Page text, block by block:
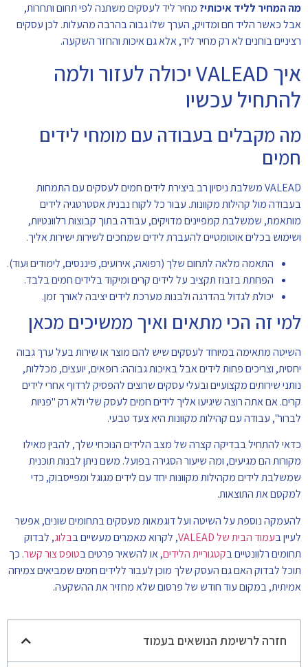
מה המחיר לליד איכותי?מחיר ליד לעסקים משתנה לפי תחום ותחרות,
אבל כאשר הליד חם ומדויק, הערך שלו גבוה בהרבה מהעלות. לכן עסקים
רציניים בוחנים לא רק מחיר ליד, אלא גם איכות והחזר השקעה.
איך VALEAD יכולה לעזור ולמה
להתחיל עכשיו
מה מקבלים בעבודה עם מומחי לידים
חמים
VALEAD משלבת ניסיון רב ביצירת לידים חמים לעסקים עם התמחות
בעבודה מול קהילות מקוונות. עבור כל לקוח נבנית אסטרטגיה לידים
מותאמת, שמשלבת קמפיינים מדויקים, עבודה בתוך קבוצות רלוונטיות,
ושימוש בכלים אוטומטיים להעברת לידים שמחכים לשירות ישירות אליך.
התאמה מלאה לתחום שלך (רפואה, אירועים, פיננסים, לימודים ועוד).
הפחתת בזבוז תקציב על לידים קרים ומיקוד בלידים חמים בלבד.
יכולת לגדול בהדרגה ולבנות מערכת לידים יציבה לאורך זמן.
למי זה הכי מתאים ואיך ממשיכים מכאן
השיטה מתאימה במיוחד לעסקים שיש להם מוצר או שירות בעל ערך גבוה
יחסית, וצריכים פחות לידים אבל באיכות גבוהה: רופאים, יועצים, מכללות,
נותני שירותים מקצועיים ובעלי עסקים שרוצים להפסיק לרדוף אחרי לידים
קרים. אם אתה רוצה שיגיעו אליך לידים חמים לעסק שלי ולא רק "פניות
לברור", עבודה עם קהילות מקוונות היא צעד טבעי.
כדאי להתחיל בבדיקה קצרה של מצב הלידים הנוכחי שלך, להבין מאילו
מקורות הם מגיעים, ומה שיעור הסגירה בפועל. משם ניתן לבנות תוכנית
שמשלבת לידים מקהילות מקוונות יחד עם לידים מגוגל ומפייסבוק, כדי
למקסם את התוצאות.
להעמקה נוספת על השיטה ועל דוגמאות מעסקים בתחומים שונים, אפשר
לעיין בעמוד הבית של VALEAD , לקרוא מאמרים מעשיים בבלוג, לבדוק
תחומים רלוונטיים בקטגוריית הלידים, או להשאיר פרטים בטופס צור קשר. כך
תוכל לבדוק האם גם העסק שלך מוכן לעבור ללידים חמים שמביאים צמיחה
אמיתית, במקום עוד חודש של פרסום שלא מחזיר את ההשקעה.
חזרה לרשימת הנושאים בעמוד